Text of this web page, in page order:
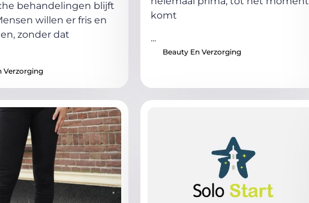
behandelingen blijft
willen er fris en
zonder dat
Verzorging
komt
...
Beauty En Verzorging